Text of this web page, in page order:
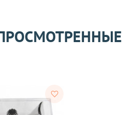
«О защите прав потребителей»